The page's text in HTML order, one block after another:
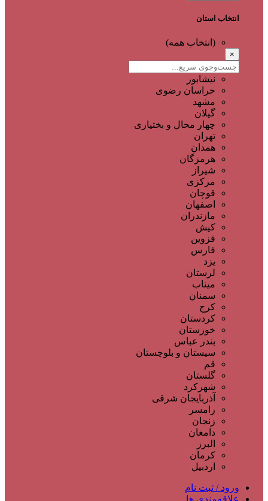
انتخاب استان
(انتخاب همه)
×
نیشابور
خراسان رضوی
مشهد
گیلان
چهار محال و بختیاری
تهران
همدان
هرمزگان
شیراز
مرکزی
قوچان
اصفهان
مازندران
کیش
قزوین
فارس
یزد
لرستان
میناب
سمنان
کرج
کردستان
خوزستان
بندر عباس
سیستان و بلوچستان
قم
گلستان
شهرکرد
آذربایجان شرقی
رامسر
زنجان
دامغان
البرز
کرمان
اردبیل
ورود / ثبت نام